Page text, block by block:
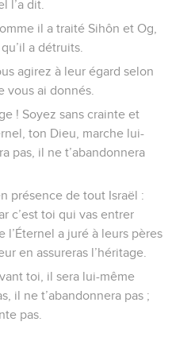
l’a dit.
il a traité Sihôn et Og,
a détruits.
agirez à leur égard selon
vous ai donnés.
! Soyez sans crainte et
ton Dieu, marche lui-
pas, il ne t’abandonnera
présence de tout Israël :
c’est toi qui vas entrer
l’Éternel a juré à leurs pères
en assureras l’héritage.
toi, il sera lui-même
il ne t’abandonnera pas ;
pas.